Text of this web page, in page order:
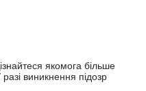
якомога більше
виникнення підозр